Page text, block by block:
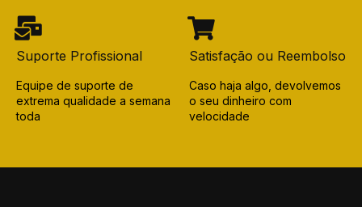
Suporte Profissional
Equipe de suporte de
extrema qualidade a semana
toda
Satisfação ou Reembolso
Caso haja algo, devolvemos
o seu dinheiro com
velocidade